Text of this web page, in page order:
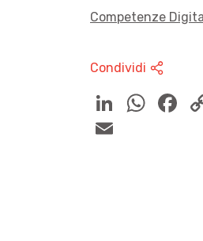
Competenze
Condividi